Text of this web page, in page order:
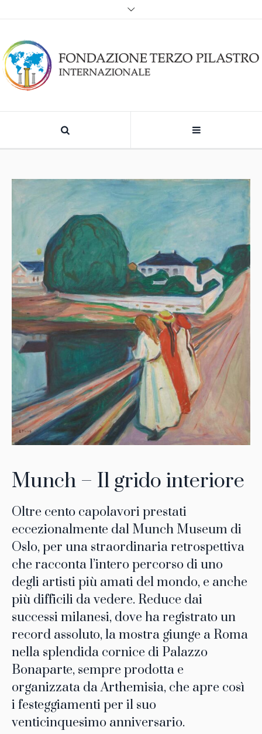
Munch – Il grido interiore
Oltre cento capolavori prestati
eccezionalmente dal Munch Museum di
Oslo, per una straordinaria retrospettiva
che racconta l’intero percorso di uno
degli artisti più amati del mondo, e anche
più difficili da vedere. Reduce dai
successi milanesi, dove ha registrato un
record assoluto, la mostra giunge a Roma
nella splendida cornice di Palazzo
Bonaparte, sempre prodotta e
organizzata da Arthemisia, che apre così
i festeggiamenti per il suo
venticinquesimo anniversario.